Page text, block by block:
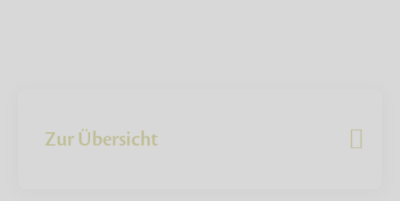
Zur Übersicht